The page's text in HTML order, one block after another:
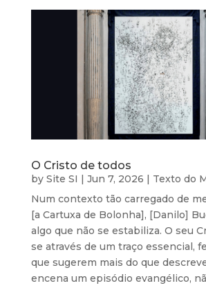
O Cristo de todos
by Site SI Jun 7, 2026
Texto do
Num contexto tão carregado de
[a Cartuxa de Bolonha], [Danilo]
algo que não se estabiliza. O seu
se através de um traço essencial,
que sugerem mais do que
encena um episódio evangélico,